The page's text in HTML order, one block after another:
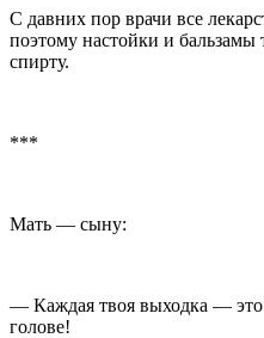
С давних пор врачи все
поэтому настойки и бальзамы
спирту.
***
Мать — сыну:
— Каждая твоя выходка — это
голове!